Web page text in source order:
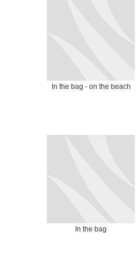
In the bag - on the beach
In the bag